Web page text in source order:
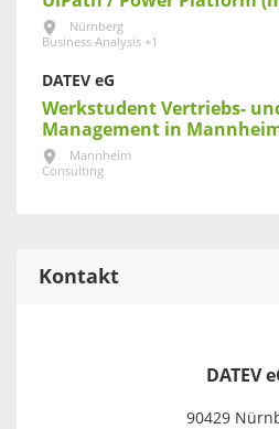
Nürnberg
Business Analysis +1
DATEV eG
Werkstudent Vertriebs-
Management in
Mannheim
Consulting
Kontakt
DATEV
90429